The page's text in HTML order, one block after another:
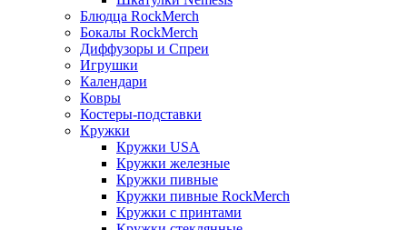
Блюдца RockMerch
Бокалы RockMerch
Диффузоры и Спреи
Игрушки
Календари
Ковры
Костеры-подставки
Кружки
Кружки USA
Кружки железные
Кружки пивные
Кружки пивные RockMerch
Кружки с принтами